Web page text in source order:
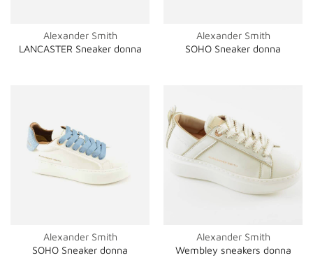
Alexander Smith
LANCASTER Sneaker donna
Alexander Smith
SOHO Sneaker donna
Alexander Smith
SOHO Sneaker donna
Alexander Smith
Wembley sneakers donna